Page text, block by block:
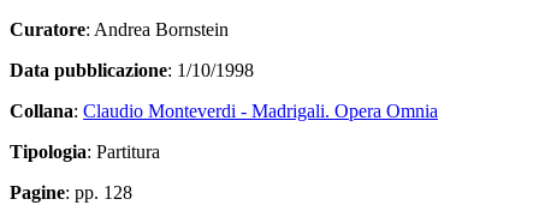
Curatore: Andrea Bornstein
Data pubblicazione: 1/10/1998
Collana: Claudio Monteverdi - Madrigali. Opera Omnia
Tipologia: Partitura
Pagine: pp. 128